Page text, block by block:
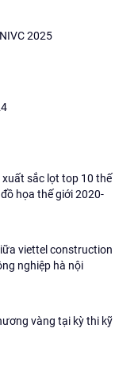
2025
xuất sắc lọt top 10 thế
họa thế giới 2020-
viettel construction
nghiệp hà nội
vàng tại kỳ thi kỹ